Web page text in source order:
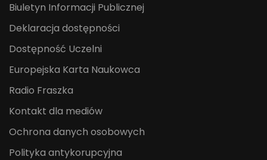
Biuletyn Informacji Publicznej
Deklaracja dostępności
Dostępność Uczelni
Europejska Karta Naukowca
Radio Fraszka
Kontakt dla mediów
Ochrona danych osobowych
Polityka antykorupcyjna